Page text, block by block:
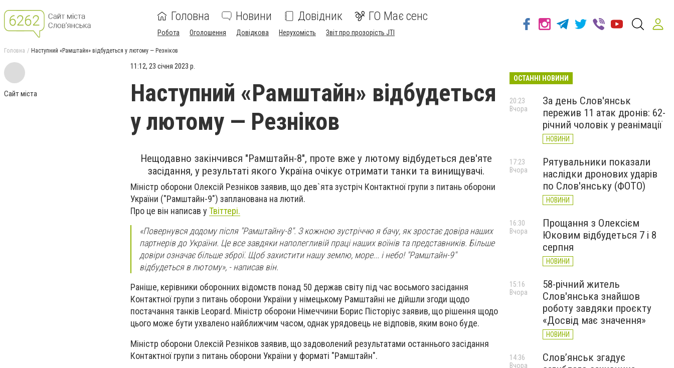
Головна Новини Довідник ГО Має сенс
Робота Оголошення Довідкова Нерухомість Звіт про прозорість JTI
Головна Наступний «Рамштайн» відбудеться у лютому — Резніков
Сайт міста
11:12, 23 січня 2023 р.
Наступний «Рамштайн» відбудеться
у лютому — Резніков
Нещодавно закінчився "Рамштайн-8", проте вже у лютому відбудеться дев'яте
засідання, у результаті якого Україна очікує отримати танки та винищувачі.
Міністр оборони Олексій Резніков заявив, що дев`ята зустріч Контактної групи з питань оборони
України ("Рамштайн-9") запланована на лютий.
Про це він написав у Твіттері.
«Повернувся додому після "Рамштайну-8". З кожною зустріччю я бачу, як зростає довіра наших
партнерів до України. Це все завдяки наполегливій праці наших воїнів та представників. Більше
довіри означає більше зброї. Щоб захистити нашу землю, море... і небо! "Рамштайн-9"
відбудеться в лютому», - написав він.
Раніше, керівники оборонних відомств понад 50 держав світу під час восьмого засідання
Контактної групи з питань оборони України у німецькому Рамштайні не дійшли згоди щодо
постачання танків Leopard. Міністр оборони Німеччини Борис Пісторіус заявив, що рішення щодо
цього може бути ухвалено найближчим часом, однак урядовець не відповів, яким воно буде.
Міністр оборони Олексій Резніков заявив, що задоволений результатами останнього засідання
Контактної групи з питань оборони України у форматі "Рамштайн".
ОСТАННІ НОВИНИ
За день Слов'янськ
пережив 11 атак дронів: 62-
річний чоловік у реанімації
НОВИНИ
20:23
Вчора
Рятувальники показали
наслідки дронових ударів
по Слов'янську (ФОТО)
НОВИНИ
17:23
Вчора
Прощання з Олексієм
Юковим відбудеться 7 і 8
серпня
НОВИНИ
16:30
Вчора
58-річний житель
Слов'янська знайшов
роботу завдяки проєкту
«Досвід має значення»
НОВИНИ
15:16
Вчора
Слов’янськ згадує
14:36
Вчора